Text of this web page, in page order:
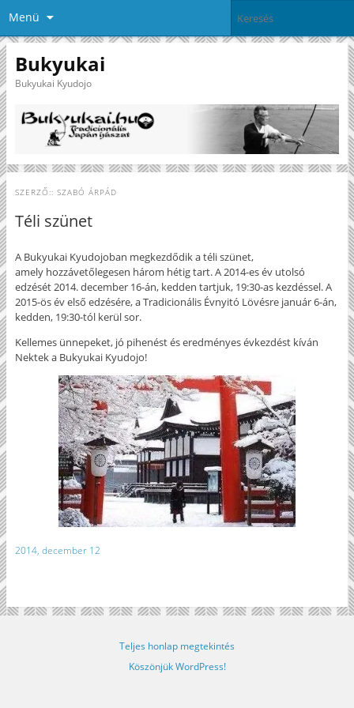
Menü
Bukyukai
Bukyukai Kyudojo
SZERZŐ:: SZABÓ ÁRPÁD
Téli szünet
A Bukyukai Kyudojoban megkezdődik a téli szünet,
amely hozzávetőlegesen három hétig tart. A 2014-es év utolsó
edzését 2014. december 16-án, kedden tartjuk, 19:30-as kezdéssel. A
2015-ös év első edzésére, a Tradicionális Évnyitó Lövésre január 6-án,
kedden, 19:30-tól kerül sor.
Kellemes ünnepeket, jó pihenést és eredményes évkezdést kíván
Nektek a Bukyukai Kyudojo!
2014, december 12
Teljes honlap megtekintés
Köszönjük WordPress!